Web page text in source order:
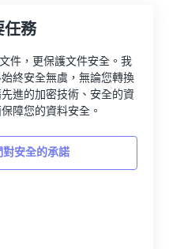
任務
件，更保護文件安全。我
終安全無虞，無論您轉換
進的加密技術、安全的資
障您的資料安全。
對安全的承諾